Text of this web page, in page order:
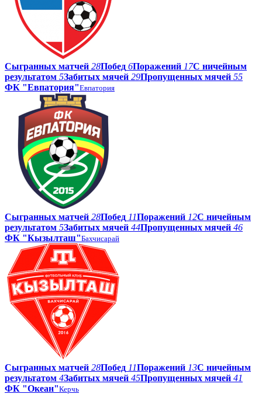
Сыгранных матчей 28Побед 6Поражений 17С ничейным
результатом 5Забитых мячей 29Пропущенных мячей 55
ФК "Евпатория"Евпатория
Сыгранных матчей 28Побед 11Поражений 12С ничейным
результатом 5Забитых мячей 44Пропущенных мячей 46
ФК "Кызылташ"Бахчисарай
Сыгранных матчей 28Побед 11Поражений 13С ничейным
результатом 4Забитых мячей 45Пропущенных мячей 41
ФК "Океан"Керчь